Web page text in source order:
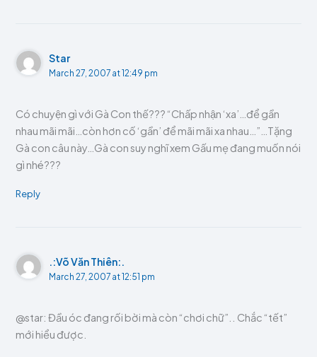
Star
March 27, 2007 at 12:49 pm
Có chuyện gì với Gà Con thế??? “Chấp nhận ‘xa’…để gần
nhau mãi mãi…còn hơn cố ‘gần’ để mãi mãi xa nhau…”…Tặng
Gà con câu này…Gà con suy nghĩ xem Gấu mẹ đang muốn nói
gì nhé???
Reply
.:Võ Văn Thiên:.
March 27, 2007 at 12:51 pm
@star: Đầu óc đang rối bời mà còn “chơi chữ”.. Chắc “tết”
mới hiểu được.